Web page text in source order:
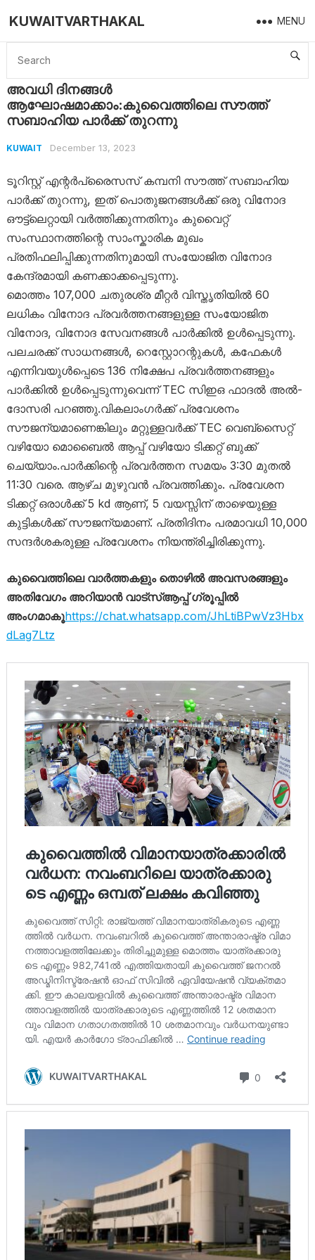
KUWAITVARTHAKAL MENU
Home Kuwait അവധി ദിനങ്ങൾ ആഘോഷമാക്കാം:കുവൈത്തിലെ സൗത്ത് സബാഹിയ പാർക്ക് തുറന്നു
അവധി ദിനങ്ങൾ
ആഘോഷമാക്കാം:കുവൈത്തിലെ സൗത്ത്
സബാഹിയ പാർക്ക് തുറന്നു
KUWAIT December 13, 2023
ടൂറിസ്റ്റ് എന്റർപ്രൈസസ് കമ്പനി സൗത്ത് സബാഹിയ
പാർക്ക് തുറന്നു, ഇത് പൊതുജനങ്ങൾക്ക് ഒരു വിനോദ
ഔട്ട്‌ലെറ്റായി വർത്തിക്കുന്നതിനും കുവൈറ്റ്
സംസ്ഥാനത്തിന്റെ സാംസ്കാരിക മുഖം
പ്രതിഫലിപ്പിക്കുന്നതിനുമായി സംയോജിത വിനോദ
കേന്ദ്രമായി കണക്കാക്കപ്പെടുന്നു.
മൊത്തം 107,000 ചതുരശ്ര മീറ്റർ വിസ്തൃതിയിൽ 60
ലധികം വിനോദ പ്രവർത്തനങ്ങളുള്ള സംയോജിത
വിനോദ, വിനോദ സേവനങ്ങൾ പാർക്കിൽ ഉൾപ്പെടുന്നു.
പലചരക്ക് സാധനങ്ങൾ, റെസ്റ്റോറന്റുകൾ, കഫേകൾ
എന്നിവയുൾപ്പെടെ 136 നിക്ഷേപ പ്രവർത്തനങ്ങളും
പാർക്കിൽ ഉൾപ്പെടുന്നുവെന്ന് TEC സിഇഒ ഫാദൽ അൽ-
ദോസരി പറഞ്ഞു.വികലാംഗർക്ക് പ്രവേശനം
സൗജന്യമാണെങ്കിലും മറ്റുള്ളവർക്ക് TEC വെബ്സൈറ്റ്
വഴിയോ മൊബൈൽ ആപ്പ് വഴിയോ ടിക്കറ്റ് ബുക്ക്
ചെയ്യാം.പാർക്കിന്റെ പ്രവർത്തന സമയം 3:30 മുതൽ
11:30 വരെ. ആഴ്ച മുഴുവൻ പ്രവ‍ത്തിക്കും. പ്രവേശന
ടിക്കറ്റ് ഒരാൾക്ക് 5 kd ആണ്, 5 വയസ്സിന് താഴെയുള്ള
കുട്ടികൾക്ക് സൗജന്യമാണ്. പ്രതിദിനം പരമാവധി 10,000
സന്ദർശകരുള്ള പ്രവേശനം നിയന്ത്രിച്ചിരിക്കുന്നു.
കുവൈത്തിലെ വാർത്തകളും തൊഴിൽ അവസരങ്ങളും
അതിവേഗം അറിയാൻ വാട്സ്ആപ്പ് ഗ്രൂപ്പിൽ
അംഗമാകൂhttps://chat.whatsapp.com/JhLtiBPwVz3Hbx
dLag7Ltz